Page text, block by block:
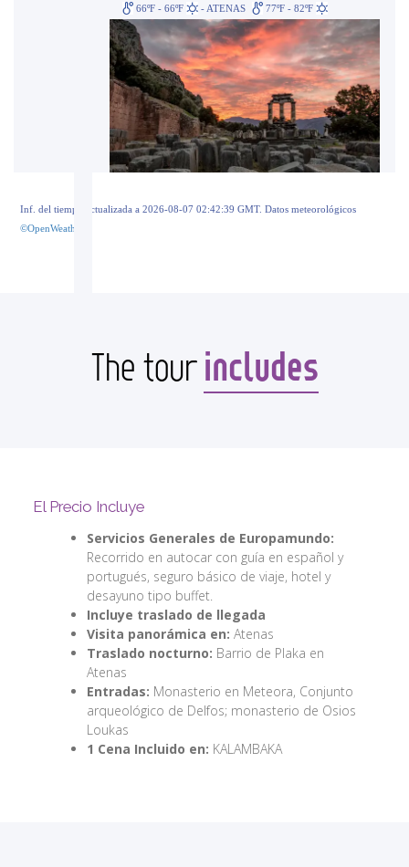
66ºF - 66ºF
- ATENAS 77ºF - 82ºF
Inf. del tiempo actualizada a 2026-08-07 02:42:39 GMT. Datos meteorológicos
©OpenWeather
The tourincludes
El Precio Incluye
Servicios Generales de Europamundo:
Recorrido en autocar con guía en español y
portugués, seguro básico de viaje, hotel y
desayuno tipo buffet.
Incluye traslado de llegada
Visita panorámica en: Atenas
Traslado nocturno: Barrio de Plaka en
Atenas
Entradas: Monasterio en Meteora, Conjunto
arqueológico de Delfos; monasterio de Osios
Loukas
1 Cena Incluido en: KALAMBAKA